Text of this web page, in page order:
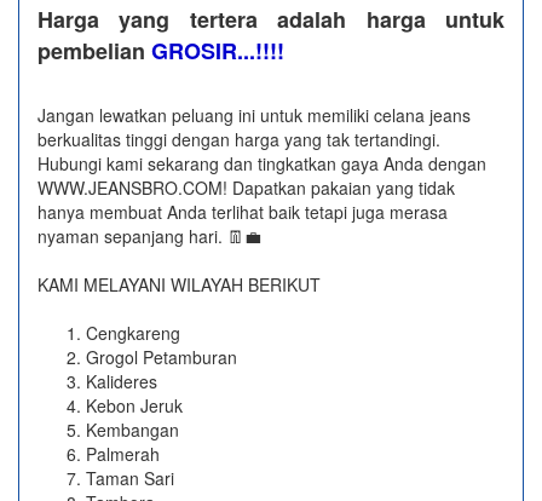
Harga yang tertera adalah harga untuk
pembelian GROSIR...!!!!
Jangan lewatkan peluang ini untuk memiliki celana jeans
berkualitas tinggi dengan harga yang tak tertandingi.
Hubungi kami sekarang dan tingkatkan gaya Anda dengan
WWW.JEANSBRO.COM! Dapatkan pakaian yang tidak
hanya membuat Anda terlihat baik tetapi juga merasa
nyaman sepanjang hari. 👖💼
KAMI MELAYANI WILAYAH BERIKUT
Cengkareng
Grogol Petamburan
Kalideres
Kebon Jeruk
Kembangan
Palmerah
Taman Sari